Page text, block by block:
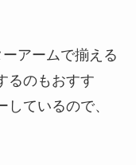
アームで揃える
るのもおすす
ているので、